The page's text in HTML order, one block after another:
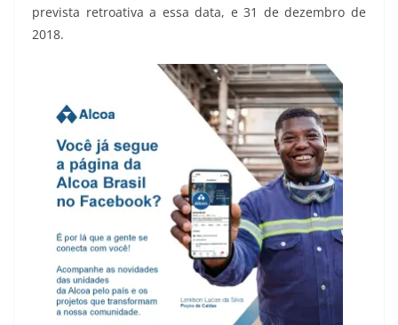
prevista retroativa a essa data, e 31 de dezembro de
2018.